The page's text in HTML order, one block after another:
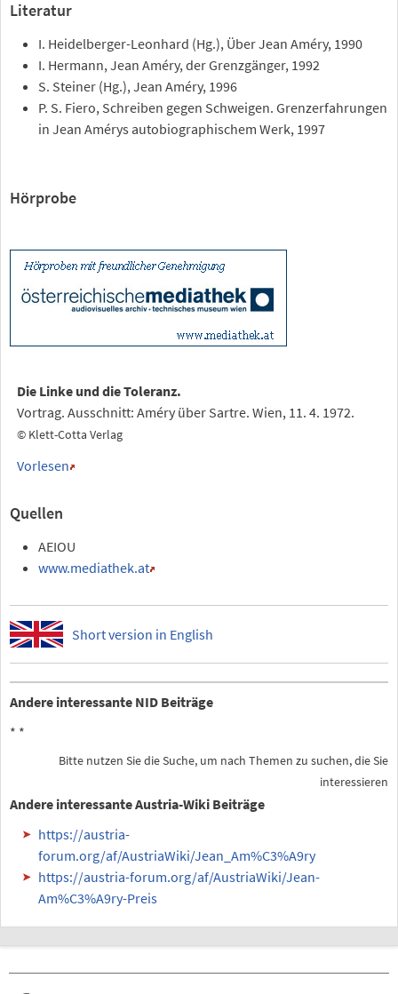
Literatur
I. Heidelberger-Leonhard (Hg.), Über Jean Améry, 1990
I. Hermann, Jean Améry, der Grenzgänger, 1992
S. Steiner (Hg.), Jean Améry, 1996
P. S. Fiero, Schreiben gegen Schweigen. Grenzerfahrungen
in Jean Amérys autobiographischem Werk, 1997
Hörprobe
Die Linke und die Toleranz.
Vortrag. Ausschnitt: Améry über Sartre. Wien, 11. 4. 1972.
© Klett-Cotta Verlag
Vorlesen
Quellen
AEIOU
www.mediathek.at
Short version in English
Andere interessante NID Beiträge
* *
Bitte nutzen Sie die Suche, um nach Themen zu suchen, die Sie
interessieren
Andere interessante Austria-Wiki Beiträge
https://austria-
forum.org/af/AustriaWiki/Jean_Am%C3%A9ry
https://austria-forum.org/af/AustriaWiki/Jean-
Am%C3%A9ry-Preis